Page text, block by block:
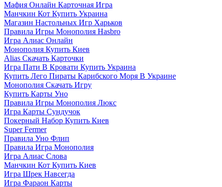
Мафия Онлайн Карточная Игра
Манчкин Кот Купить Украина
Магазин Настольных Игр Харьков
Правила Игры Монополия Hasbro
Игра Алиас Онлайн
Монополия Купить Киев
Alias Скачать Карточки
Игра Пати В Кровати Купить Украина
Купить Лего Пираты Карибского Моря В Украине
Монополия Скачать Игру
Купить Карты Уно
Правила Игры Монополия Люкс
Игра Карты Сундучок
Покерный Набор Купить Киев
Super Fermer
Правила Уно Флип
Правила Игра Монополия
Игра Алиас Слова
Манчкин Кот Купить Киев
Игра Шрек Навсегда
Игра Фараон Карты